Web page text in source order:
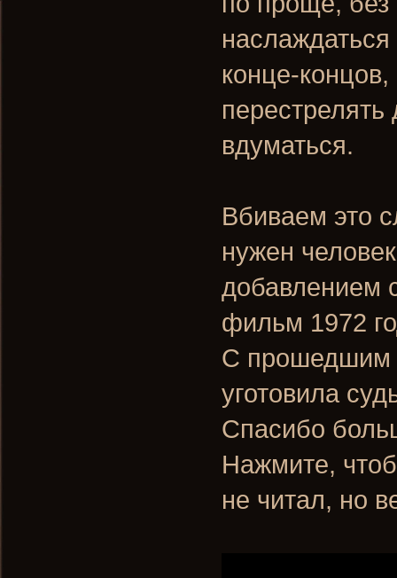
конце-
перестрелять
вдуматься.
Вбиваем это
нужен
добавлением
фильм 1972
С прошедшим
уготовила
Спасибо
Нажмите,
не читал, но